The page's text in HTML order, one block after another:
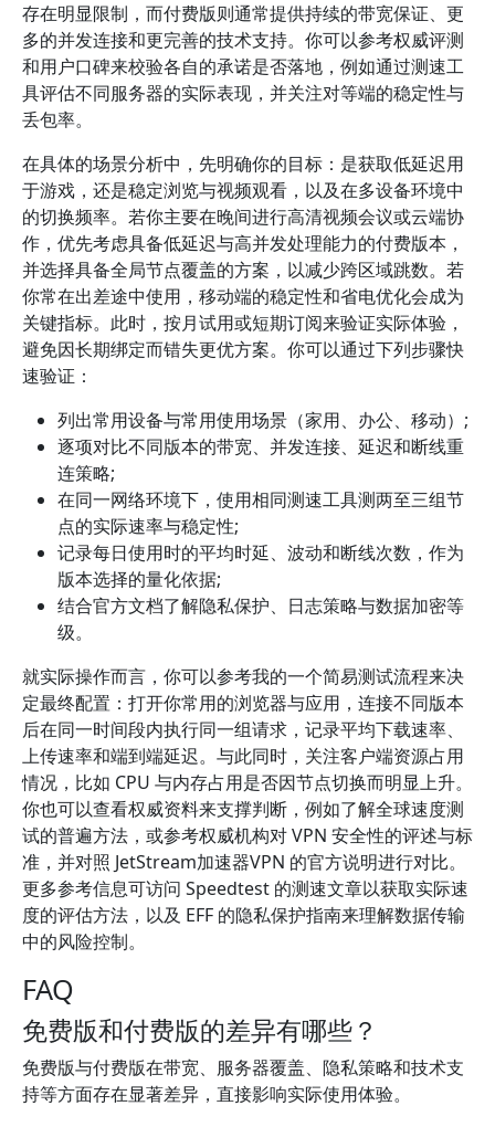
存在明显限制，而付费版则通常提供持续的带宽保证、更
多的并发连接和更完善的技术支持。你可以参考权威评测
和用户口碑来校验各自的承诺是否落地，例如通过测速工
具评估不同服务器的实际表现，并关注对等端的稳定性与
丢包率。
在具体的场景分析中，先明确你的目标：是获取低延迟用
于游戏，还是稳定浏览与视频观看，以及在多设备环境中
的切换频率。若你主要在晚间进行高清视频会议或云端协
作，优先考虑具备低延迟与高并发处理能力的付费版本，
并选择具备全局节点覆盖的方案，以减少跨区域跳数。若
你常在出差途中使用，移动端的稳定性和省电优化会成为
关键指标。此时，按月试用或短期订阅来验证实际体验，
避免因长期绑定而错失更优方案。你可以通过下列步骤快
速验证：
列出常用设备与常用使用场景（家用、办公、移动）;
逐项对比不同版本的带宽、并发连接、延迟和断线重
连策略;
在同一网络环境下，使用相同测速工具测两至三组节
点的实际速率与稳定性;
记录每日使用时的平均时延、波动和断线次数，作为
版本选择的量化依据;
结合官方文档了解隐私保护、日志策略与数据加密等
级。
就实际操作而言，你可以参考我的一个简易测试流程来决
定最终配置：打开你常用的浏览器与应用，连接不同版本
后在同一时间段内执行同一组请求，记录平均下载速率、
上传速率和端到端延迟。与此同时，关注客户端资源占用
情况，比如 CPU 与内存占用是否因节点切换而明显上升。
你也可以查看权威资料来支撑判断，例如了解全球速度测
试的普遍方法，或参考权威机构对 VPN 安全性的评述与标
准，并对照 JetStream加速器VPN 的官方说明进行对比。
更多参考信息可访问 Speedtest 的测速文章以获取实际速
度的评估方法，以及 EFF 的隐私保护指南来理解数据传输
中的风险控制。
FAQ
免费版和付费版的差异有哪些？
免费版与付费版在带宽、服务器覆盖、隐私策略和技术支
持等方面存在显著差异，直接影响实际使用体验。